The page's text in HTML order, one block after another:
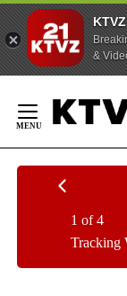
&
Content
Tracking
1 of 4